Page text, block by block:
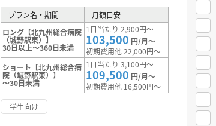
プラン名・期間
月額目安
ロング【北九州総合病院
（城野駅東）】
30日以上～360日未満
1日当たり 2,900円～
103,500 円/月～
初期費用他 22,000円～
ショート【北九州総合病
院（城野駅東）】
～30日未満
1日当たり 3,100円～
109,500 円/月～
初期費用他 16,500円～
学生向け